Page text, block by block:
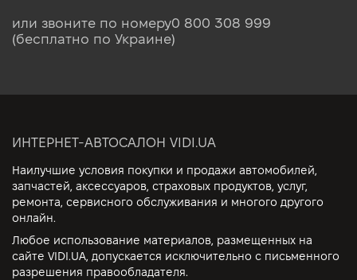
или звоните по номеру0 800 308 999
(бесплатно по Украине)
ИНТЕРНЕТ-АВТОСАЛОН VIDI.UA
Наилучшие условия покупки и продажи автомобилей,
запчастей, аксессуаров, страховых продуктов, услуг,
ремонта, сервисного обслуживания и многого другого
онлайн.
Любое использование материалов, размещенных на
сайте VIDI.UA, допускается исключительно с письменного
разрешения правообладателя.